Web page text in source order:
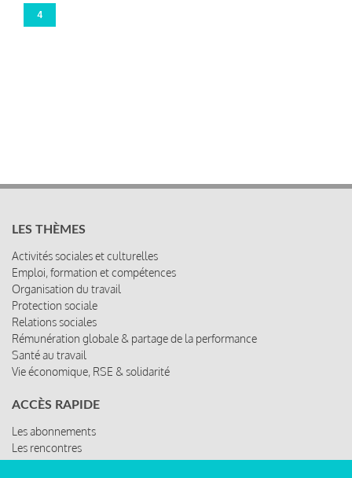
Page
4
LES THÈMES
Activités sociales et culturelles
Emploi, formation et compétences
Organisation du travail
Protection sociale
Relations sociales
Rémunération globale & partage de la performance
Santé au travail
Vie économique, RSE & solidarité
ACCÈS RAPIDE
Les abonnements
Les rencontres
Les ressources